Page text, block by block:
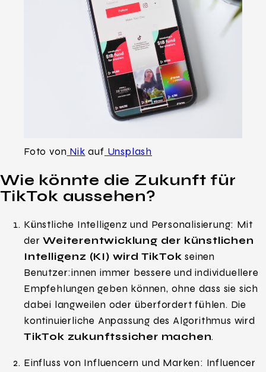
Foto von Nik auf Unsplash
Wie könnte die Zukunft für
TikTok aussehen?
Künstliche Intelligenz und Personalisierung: Mit
derWeiterentwicklung der künstlichen
Intelligenz (KI) wird TikTokseinen
Benutzer:innen immer bessere und individuellere
Empfehlungen geben können, ohne dass sie sich
dabei langweilen oder überfordert fühlen. Die
kontinuierliche Anpassung des Algorithmus wird
TikTok zukunftssicher machen.
Einfluss von Influencern und Marken: Influencer